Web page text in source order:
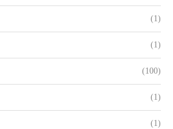
(1)
(1)
(100)
(1)
(1)